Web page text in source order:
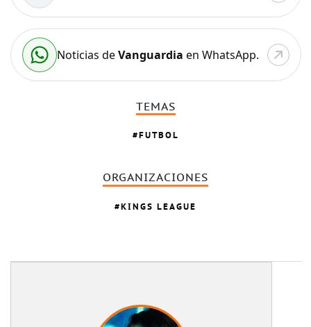
Noticias deVanguardia en WhatsApp.
TEMAS
FUTBOL
ORGANIZACIONES
KINGS LEAGUE